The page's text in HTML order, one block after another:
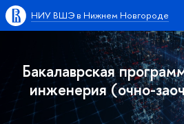
НИУ ВШЭ в Нижнем Новгороде
Бакалаврская
инженерия (очно-